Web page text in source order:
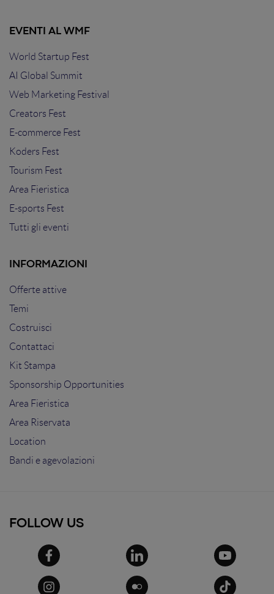
EVENTI AL WMF
World Startup Fest
AI Global Summit
Web Marketing Festival
Creators Fest
E-commerce Fest
Koders Fest
Tourism Fest
Area Fieristica
E-sports Fest
Tutti gli eventi
INFORMAZIONI
Offerte attive
Temi
Costruisci
Contattaci
Kit Stampa
Sponsorship Opportunities
Area Fieristica
Area Riservata
Location
Bandi e agevolazioni
FOLLOW US